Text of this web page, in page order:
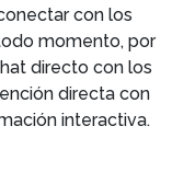
con los
momento, por
directo con los
directa con
interactiva.